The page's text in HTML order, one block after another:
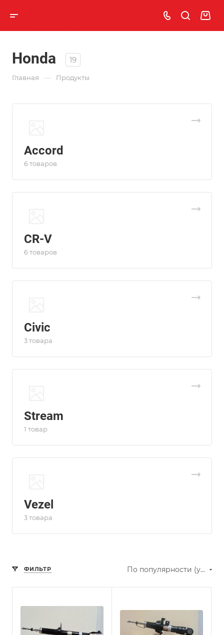
Honda 19
Главная — Продукты
Accord
6 товаров
CR-V
6 товаров
Civic
3 товара
Stream
1 товар
Vezel
3 товара
ФИЛЬТР По популярности (убывание)